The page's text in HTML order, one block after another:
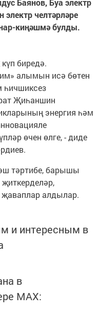
Баянов, Буа электр
электр челтәрләре
киңәшмә булды.
биредә.
алымын исә бөтен
һичшиксез
Җиһаншин
энергия һәм
өчен өлге, - диде
тәртибе, барышы
алдылар.
и интересным в
в
MАХ: